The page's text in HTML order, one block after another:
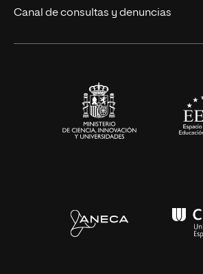
Ciencias de la Salud
Canal de consultas y denuncias